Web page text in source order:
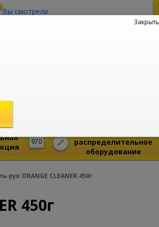
Вы смотрели
970
распределительное
оборудование
ORANGE CLEANER 450г
450г
Закрыть